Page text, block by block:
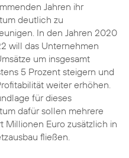
Jahren ihr
deutlich zu
In den Jahren 2020
will das Unternehmen
um insgesamt
5 Prozent steigern und
weiter erhöhen.
für dieses
dafür sollen mehrere
Millionen Euro zusätzlich in
fließen.